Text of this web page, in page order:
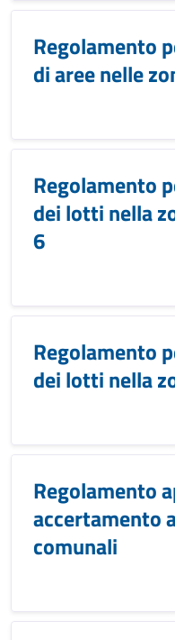
Regolamento
di aree nelle
Regolamento
dei lotti nella
6
Regolamento
dei lotti nella
Regolamento
accertamento
comunali